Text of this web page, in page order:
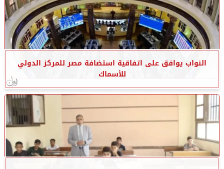
النواب يوافق على اتفاقية استضافة مصر للمركز الدولي
للأسماك